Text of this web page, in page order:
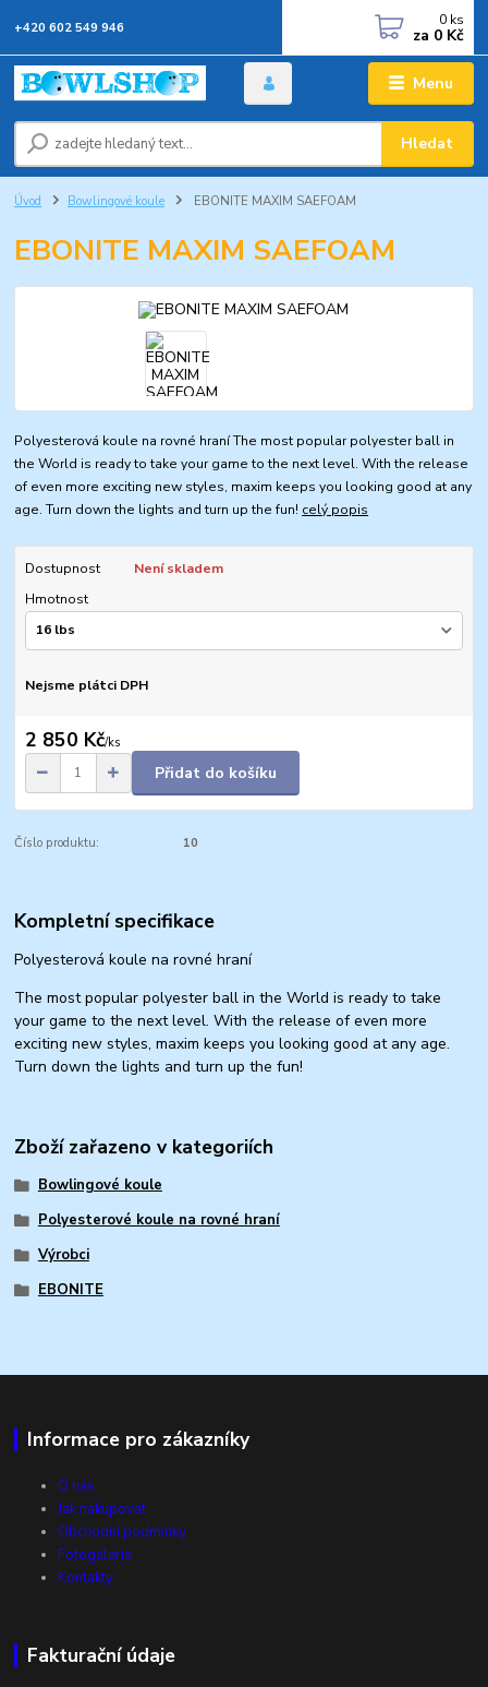
Menu
Hledat
+420 602 549 946 0 ks
za 0 Kč
Úvod Bowlingové koule EBONITE MAXIM SAEFOAM
EBONITE MAXIM SAEFOAM
Polyesterová koule na rovné hraní The most popular polyester ball in
the World is ready to take your game to the next level. With the release
of even more exciting new styles, maxim keeps you looking good at any
age. Turn down the lights and turn up the fun! celý popis
Dostupnost
Není skladem
Hmotnost
Nejsme plátci DPH
2 850 Kč/ks
Přidat do košíku
Číslo produktu: 10
Kompletní specifikace
Polyesterová koule na rovné hraní
The most popular polyester ball in the World is ready to take
your game to the next level. With the release of even more
exciting new styles, maxim keeps you looking good at any age.
Turn down the lights and turn up the fun!
Zboží zařazeno v kategoriích
Bowlingové koule
Polyesterové koule na rovné hraní
Výrobci
EBONITE
Informace pro zákazníky
O nás
Jak nakupovat
Obchodní podmínky
Fotogalerie
Kontakty
Fakturační údaje